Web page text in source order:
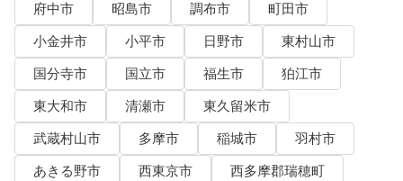
府中市
昭島市 調布市
町田市
小金井市
小平市 日野市
東村山市
国分寺市
国立市 福生市
狛江市
東大和市
清瀬市
東久留米市
武蔵村山市
多摩市 稲城市
羽村市
あきる野市
西東京市
西多摩郡瑞穂町